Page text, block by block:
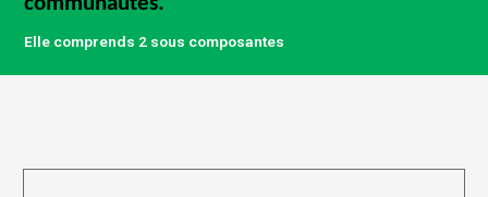
Elle comprends 2 sous composantes